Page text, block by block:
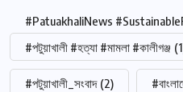
#PatuakhaliNews
#পটুয়াখালী #হত্যা #মামলা #কালীগঞ্জ
#পটুয়াখালী_সংবাদ (2)